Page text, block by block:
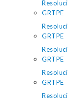
GRTPE
GRTPE
GRTPE
GRTPE